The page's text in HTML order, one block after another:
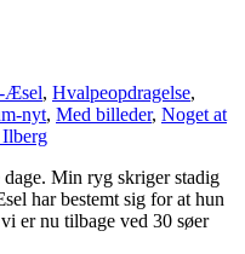
Æsel, Hvalpeopdragelse,
nyt, Med billeder, Noget at
Ilberg
dage. Min ryg skriger stadig
har bestemt sig for at hun
er nu tilbage ved 30 søer